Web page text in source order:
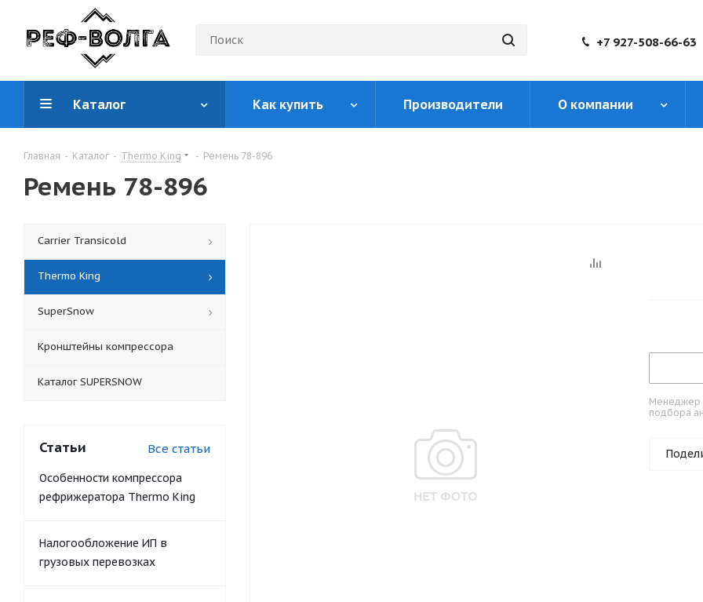
+7 927-508-66-63
Каталог Как купить Производители О компании
Главная - Каталог - Thermo King - Ремень 78-896
Ремень 78-896
Менеджер
подбора
Carrier Transicold
Thermo King
SuperSnow
Кронштейны компрессора
Каталог SUPERSNOW
Статьи Все статьи
Особенности компрессора
рефрижератора Thermo King
Налогообложение ИП в
грузовых перевозках